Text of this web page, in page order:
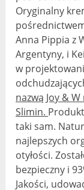
Oryginalny
Anna Pippia z
Argentyny, i
w
nazwą Joy &
Slimin.
taki sam.
najlepszych
otyłości.
bezpieczny i
Jakości,